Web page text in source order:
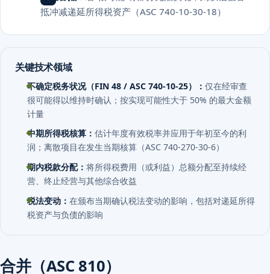
抵冲减递延所得税资产（ASC 740-10-30-18）
关键技术领域
不确定税务状况（FIN 48 / ASC 740-10-25）： 仅在经审查
很可能得以维持时确认；按实现可能性大于 50% 的最大金额
计量
中期所得税核算： 估计年度有效税率并应用于年初至今的利
润；离散项目在发生当期核算（ASC 740-270-30-6）
期内税款分配： 将所得税费用（或利益）总额分配至持续经
营、终止经营与其他综合收益
税法变动： 在颁布当期确认税法变动的影响，包括对递延所得
税资产与负债的影响
合并（ASC 810）